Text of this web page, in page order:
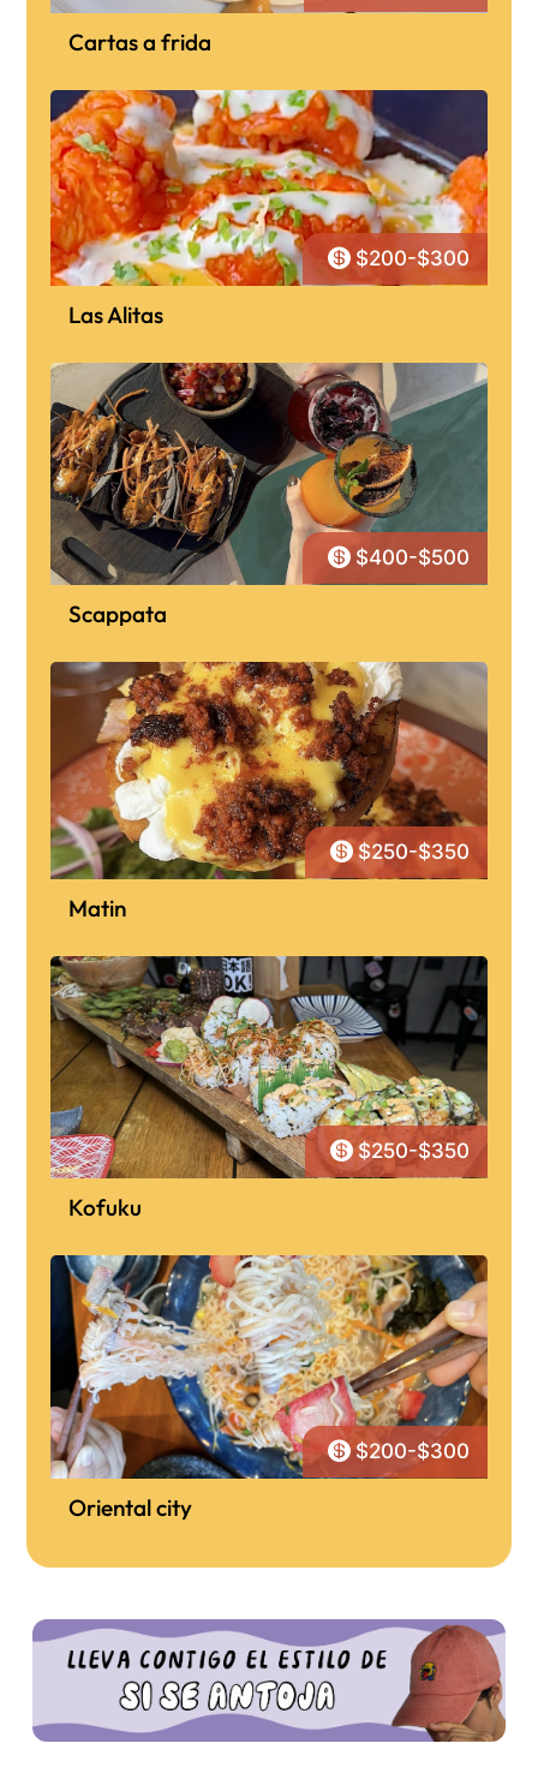
Cartas a frida
 $200-$300
Las Alitas
 $400-$500
Scappata
 $250-$350
Matin
 $250-$350
Kofuku
 $200-$300
Oriental city